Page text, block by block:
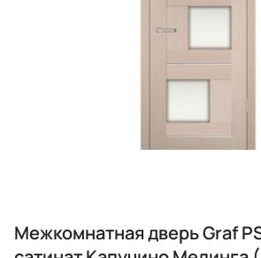
Межкомнатная дверь Graf